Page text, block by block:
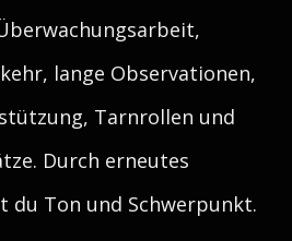
lange Observationen,
Tarnrollen und
Durch erneutes
du Ton und Schwerpunkt.